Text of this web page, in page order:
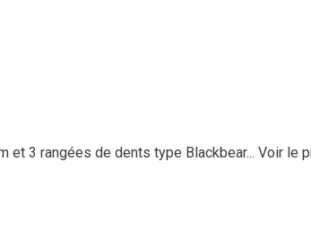
et 3 rangées de dents type Blackbear... Voir le